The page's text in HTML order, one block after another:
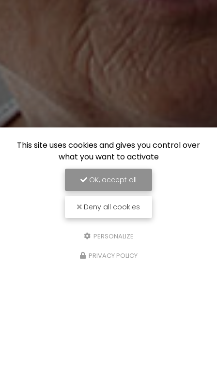
This site uses cookies and gives you control over
what you want to activate
OK, accept all
Deny all cookies
PERSONALIZE
PRIVACY POLICY